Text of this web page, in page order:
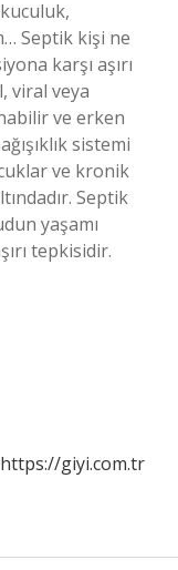
Septik kişi ne
karşı aşırı
viral veya
ve erken
sistemi
ve kronik
Septik
yaşamı
tepkisidir.
https://giyi.com.tr